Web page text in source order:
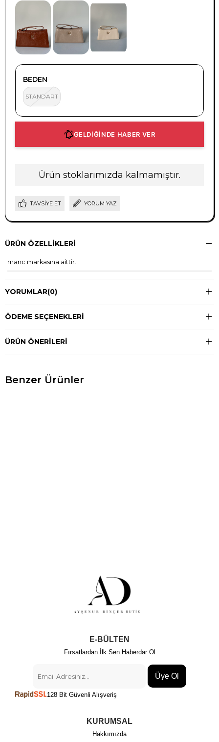
BEDEN
STANDART
GELDİĞİNDE HABER VER
Ürün stoklarımızda kalmamıştır.
TAVSIYE ET YORUM YAZ
ÜRÜN ÖZELLIKLERI
manc markasına aittir.
YORUMLAR(0)
ÖDEME SEÇENEKLERI
ÜRÜN ÖNERILERI
Benzer Ürünler
E-BÜLTEN
Fırsatlardan İlk Sen Haberdar Ol
Üye Ol
128 Bit Güvenli Alışveriş
KURUMSAL
Hakkımızda